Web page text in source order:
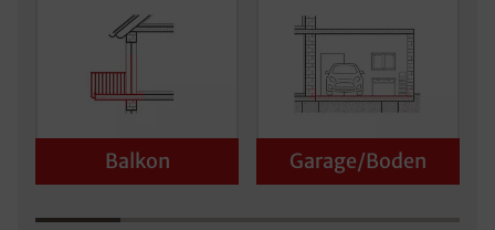
Balkon Garage/Boden